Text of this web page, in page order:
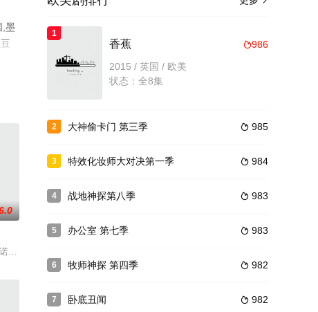
,墨
二季！史蒂夫·卡瑞尔、约翰·马尔科维奇、本·施瓦茨、陶尼·纽萨姆、戴安娜·
Ray Romano 饰）贤惠的全职母亲黛博拉（帕翠西亚·希顿 Patricia Heaton
1
986
香蕉
2015 / 英国 / 欧美
状态：全8集
2  985
大神偷卡门 第三季
3  984
特效化妆师大对决第一季
4  983
战地神探第八季
5  983
办公室 第七季
6  982
牧师神探 第四季
7  982
卧底丑闻